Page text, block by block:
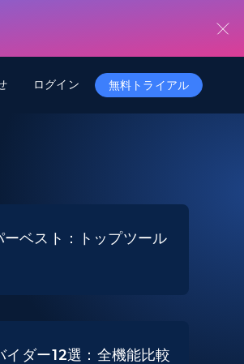
ス
$1500/mo
ンター
ログイン 無料トライアル
ベスト：トップツール
ダー12選：全機能比較